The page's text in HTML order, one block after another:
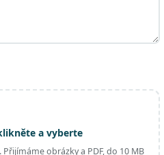
a vyberte
obrázky a PDF, do 10 MB